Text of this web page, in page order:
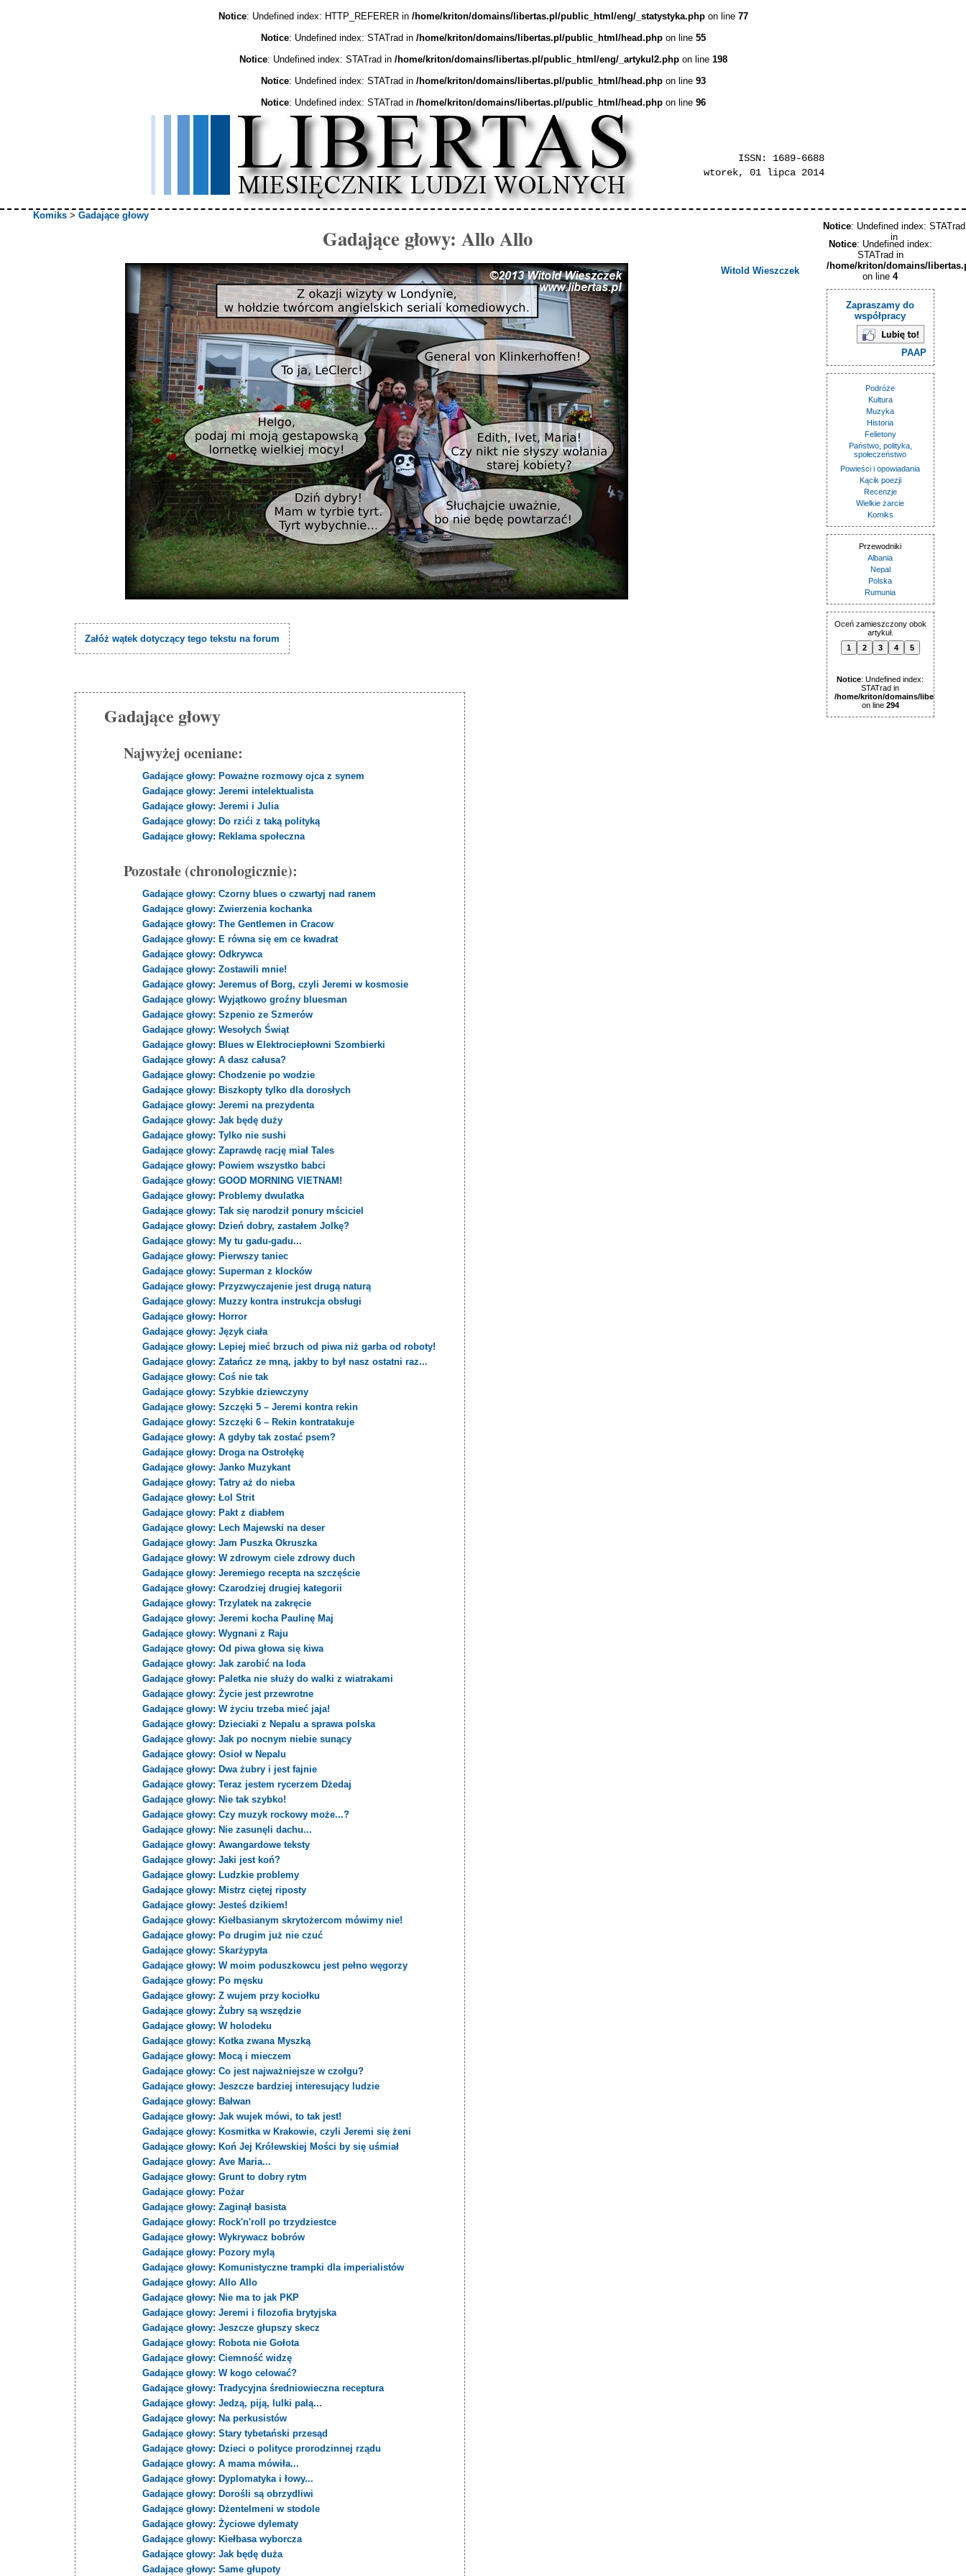
Notice: Undefined index: HTTP_REFERER in /home/kriton/domains/libertas.pl/public_html/eng/_statystyka.phpon line 77
Notice: Undefined index: STATrad in /home/kriton/domains/libertas.pl/public_html/head.phpon line 55
Notice: Undefined index: STATrad in /home/kriton/domains/libertas.pl/public_html/eng/_artykul2.phpon line 198
Notice: Undefined index: STATrad in /home/kriton/domains/libertas.pl/public_html/head.phpon line 93
Notice: Undefined index: STATrad in /home/kriton/domains/libertas.pl/public_html/head.phpon line 96
ISSN: 1689-6688
wtorek, 01 lipca 2014
Komiks> Gadające głowy
Gadające głowy: Allo Allo
Witold Wieszczek
Załóż wątek dotyczący tego tekstu na forum
Gadające głowy
Najwyżej oceniane:
Gadające głowy: Poważne rozmowy ojca z synem
Gadające głowy: Jeremi intelektualista
Gadające głowy: Jeremi i Julia
Gadające głowy: Do rzići z taką polityką
Gadające głowy: Reklama społeczna
Pozostałe (chronologicznie):
Gadające głowy: Czorny blues o czwartyj nad ranem
Gadające głowy: Zwierzenia kochanka
Gadające głowy: The Gentlemen in Cracow
Gadające głowy: E równa się em ce kwadrat
Gadające głowy: Odkrywca
Gadające głowy: Zostawili mnie!
Gadające głowy: Jeremus of Borg, czyli Jeremi w kosmosie
Gadające głowy: Wyjątkowo groźny bluesman
Gadające głowy: Szpenio ze Szmerów
Gadające głowy: Wesołych Świąt
Gadające głowy: Blues w Elektrociepłowni Szombierki
Gadające głowy: A dasz całusa?
Gadające głowy: Chodzenie po wodzie
Gadające głowy: Biszkopty tylko dla dorosłych
Gadające głowy: Jeremi na prezydenta
Gadające głowy: Jak będę duży
Gadające głowy: Tylko nie sushi
Gadające głowy: Zaprawdę rację miał Tales
Gadające głowy: Powiem wszystko babci
Gadające głowy: GOOD MORNING VIETNAM!
Gadające głowy: Problemy dwulatka
Gadające głowy: Tak się narodził ponury mściciel
Gadające głowy: Dzień dobry, zastałem Jolkę?
Gadające głowy: My tu gadu-gadu...
Gadające głowy: Pierwszy taniec
Gadające głowy: Superman z klocków
Gadające głowy: Przyzwyczajenie jest drugą naturą
Gadające głowy: Muzzy kontra instrukcja obsługi
Gadające głowy: Horror
Gadające głowy: Język ciała
Gadające głowy: Lepiej mieć brzuch od piwa niż garba od roboty!
Gadające głowy: Zatańcz ze mną, jakby to był nasz ostatni raz...
Gadające głowy: Coś nie tak
Gadające głowy: Szybkie dziewczyny
Gadające głowy: Szczęki 5 – Jeremi kontra rekin
Gadające głowy: Szczęki 6 – Rekin kontratakuje
Gadające głowy: A gdyby tak zostać psem?
Gadające głowy: Droga na Ostrołękę
Gadające głowy: Janko Muzykant
Gadające głowy: Tatry aż do nieba
Gadające głowy: Łol Strit
Gadające głowy: Pakt z diabłem
Gadające głowy: Lech Majewski na deser
Gadające głowy: Jam Puszka Okruszka
Gadające głowy: W zdrowym ciele zdrowy duch
Gadające głowy: Jeremiego recepta na szczęście
Gadające głowy: Czarodziej drugiej kategorii
Gadające głowy: Trzylatek na zakręcie
Gadające głowy: Jeremi kocha Paulinę Maj
Gadające głowy: Wygnani z Raju
Gadające głowy: Od piwa głowa się kiwa
Gadające głowy: Jak zarobić na loda
Gadające głowy: Paletka nie służy do walki z wiatrakami
Gadające głowy: Życie jest przewrotne
Gadające głowy: W życiu trzeba mieć jaja!
Gadające głowy: Dzieciaki z Nepalu a sprawa polska
Gadające głowy: Jak po nocnym niebie sunący
Gadające głowy: Osioł w Nepalu
Gadające głowy: Dwa żubry i jest fajnie
Gadające głowy: Teraz jestem rycerzem Dżedaj
Gadające głowy: Nie tak szybko!
Gadające głowy: Czy muzyk rockowy może...?
Gadające głowy: Nie zasunęli dachu...
Gadające głowy: Awangardowe teksty
Gadające głowy: Jaki jest koń?
Gadające głowy: Ludzkie problemy
Gadające głowy: Mistrz ciętej riposty
Gadające głowy: Jesteś dzikiem!
Gadające głowy: Kiełbasianym skrytożercom mówimy nie!
Gadające głowy: Po drugim już nie czuć
Gadające głowy: Skarżypyta
Gadające głowy: W moim poduszkowcu jest pełno węgorzy
Gadające głowy: Po męsku
Gadające głowy: Z wujem przy kociołku
Gadające głowy: Żubry są wszędzie
Gadające głowy: W holodeku
Gadające głowy: Kotka zwana Myszką
Gadające głowy: Mocą i mieczem
Gadające głowy: Co jest najważniejsze w czołgu?
Gadające głowy: Jeszcze bardziej interesujący ludzie
Gadające głowy: Bałwan
Gadające głowy: Jak wujek mówi, to tak jest!
Gadające głowy: Kosmitka w Krakowie, czyli Jeremi się żeni
Gadające głowy: Koń Jej Królewskiej Mości by się uśmiał
Gadające głowy: Ave Maria...
Gadające głowy: Grunt to dobry rytm
Gadające głowy: Pożar
Gadające głowy: Zaginął basista
Gadające głowy: Rock'n'roll po trzydziestce
Gadające głowy: Wykrywacz bobrów
Gadające głowy: Pozory mylą
Gadające głowy: Komunistyczne trampki dla imperialistów
Gadające głowy: Allo Allo
Gadające głowy: Nie ma to jak PKP
Gadające głowy: Jeremi i filozofia brytyjska
Gadające głowy: Jeszcze głupszy skecz
Gadające głowy: Robota nie Gołota
Gadające głowy: Ciemność widzę
Gadające głowy: W kogo celować?
Gadające głowy: Tradycyjna średniowieczna receptura
Gadające głowy: Jedzą, piją, lulki palą...
Gadające głowy: Na perkusistów
Gadające głowy: Stary tybetański przesąd
Gadające głowy: Dzieci o polityce prorodzinnej rządu
Gadające głowy: A mama mówiła...
Gadające głowy: Dyplomatyka i łowy...
Gadające głowy: Dorośli są obrzydliwi
Gadające głowy: Dżentelmeni w stodole
Gadające głowy: Życiowe dylematy
Gadające głowy: Kiełbasa wyborcza
Gadające głowy: Jak będę duża
Gadające głowy: Same głupoty
Notice: Undefined index:
STATrad in
/home/kriton/domains/
on line 4
Zapraszamy do
współpracy
PAAP
Podróże
Kultura
Muzyka
Historia
Felietony
Państwo, polityka,
społeczeństwo
Powieści i opowiadania
Kącik poezji
Recenzje
Wielkie żarcie
Komiks
Przewodniki
Albania
Nepal
Polska
Rumunia
Oceń zamieszczony obok
artykuł.
1
2 3 4 5
Notice: Undefined index:
STATrad in
/home/kriton/domains/libertas.pl/
on line 294
Notice: Undefined index: STATrad
in